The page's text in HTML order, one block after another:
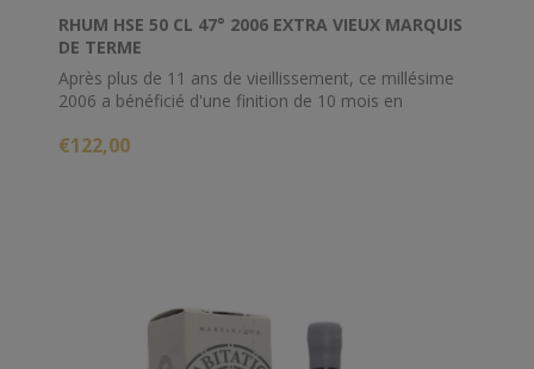
RHUM HSE 50 CL 47° 2006 EXTRA VIEUX MARQUIS
DE TERME
Après plus de 11 ans de vieillissement, ce millésime
2006 a bénéficié d'une finition de 10 mois en
Terme.
€122,00